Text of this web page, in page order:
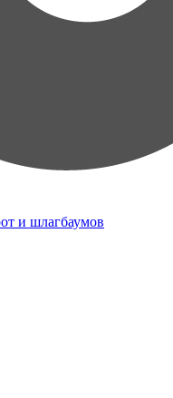
и шлагбаумов